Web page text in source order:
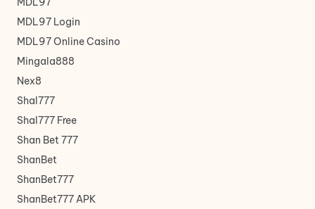
MDL97 Login
MDL97 Online Casino
Mingala888
Nex8
Shal777
Shal777 Free
Shan Bet 777
ShanBet
ShanBet777
ShanBet777 APK